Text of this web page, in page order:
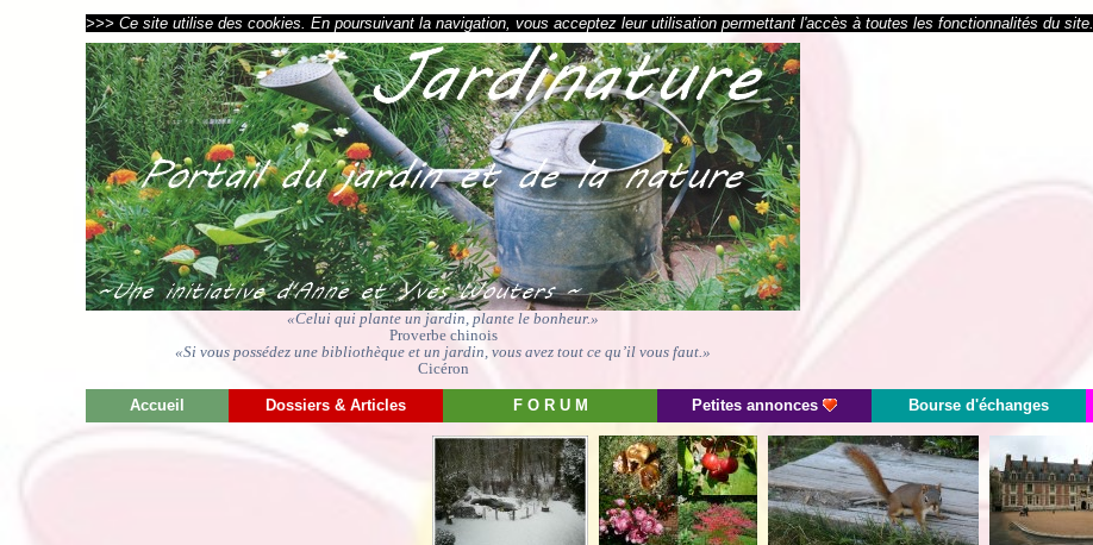
>>> Ce site utilise des cookies. En poursuivant la navigation, vous acceptez leur utilisation permettant l'accès à toutes les fonctionnalités du site.
«Celui qui plante un jardin, plante le bonheur.»
Proverbe chinois
«Si vous possédez une bibliothèque et un jardin, vous avez tout ce qu’il vous faut.»
Cicéron
Accueil Dossiers & Articles F O R U M Petites annonces Bourse d'échanges